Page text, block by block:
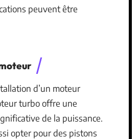
peuvent être
d’un moteur
turbo offre une
de la puissance.
opter pour des pistons